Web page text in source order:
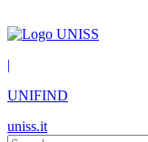
|
UNIFIND
uniss.it